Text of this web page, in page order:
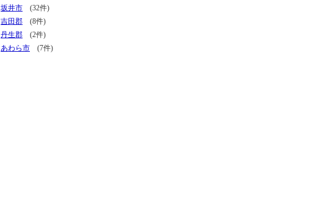
坂井市 (32件)
吉田郡 (8件)
丹生郡 (2件)
あわら市 (7件)